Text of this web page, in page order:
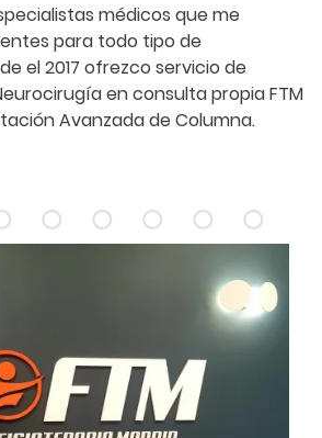
médicos que me
para todo tipo de
el 2017 ofrezco servicio de
en consulta propia FTM
Avanzada de Columna.